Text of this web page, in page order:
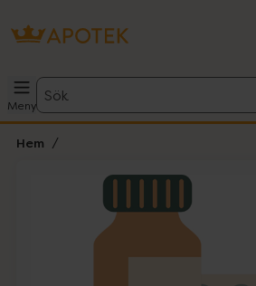
Meny
Sök
Hem
Lista: . Innehåller 1 objekt.